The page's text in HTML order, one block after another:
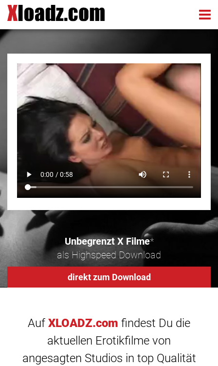
Unbegrenzt X Filme*
als Highspeed Download
direkt zum Download
Auf XLOADZ.com findest Du die
aktuellen Erotikfilme von
angesagten Studios in top Qualität